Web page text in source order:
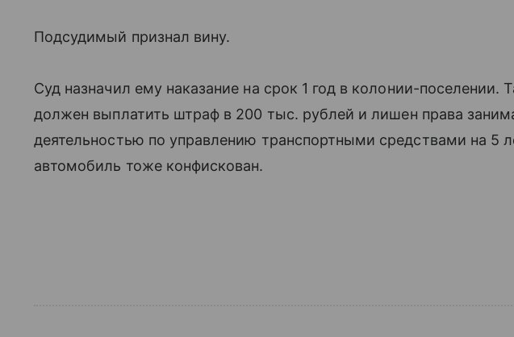
Подсудимый признал вину.
Суд назначил ему наказание на срок 1 год в колонии-поселении.
должен выплатить штраф в 200 тыс. рублей и лишен права
деятельностью по управлению транспортными средствами на 5
автомобиль тоже конфискован.